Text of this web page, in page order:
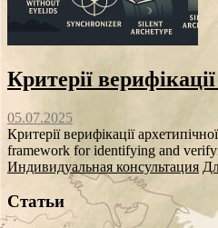
Критерії
05.07.2025
Критерії верифікації
framework for identifying and
Индивидуальная консультация
Статьи